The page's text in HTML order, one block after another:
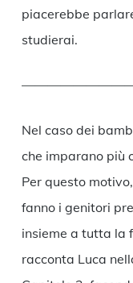
piacerebbe
studierai.
Nel caso dei
che imparano più
Per questo
fanno i genitori
insieme a tutta la
racconta Luca